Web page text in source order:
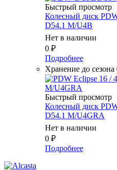
Быстрый просмотр
Колесный диск
D54.1 M/U4B
Нет в наличии
0 ₽
Подробнее
Хранение до сезона
Быстрый просмотр
Колесный диск
D54.1 M/U4GRA
Нет в наличии
0 ₽
Подробнее